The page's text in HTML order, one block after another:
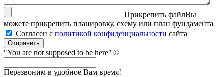
Прикрепить файлВы
можете прикрепить планировку, схему или план фундамента
Согласен с политикой кон­фи­ден­ци­аль­нос­ти сайта
Отправить
"You are not supposed to be here" ©
Перезвоним в удобное Вам время!